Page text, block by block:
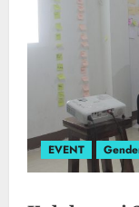
EVENT